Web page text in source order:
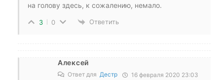
на голову здесь, к сожалению, немало.
3 0 Ответить
Алексей
Ответ для Дестр 16 февраля 2020 23:03